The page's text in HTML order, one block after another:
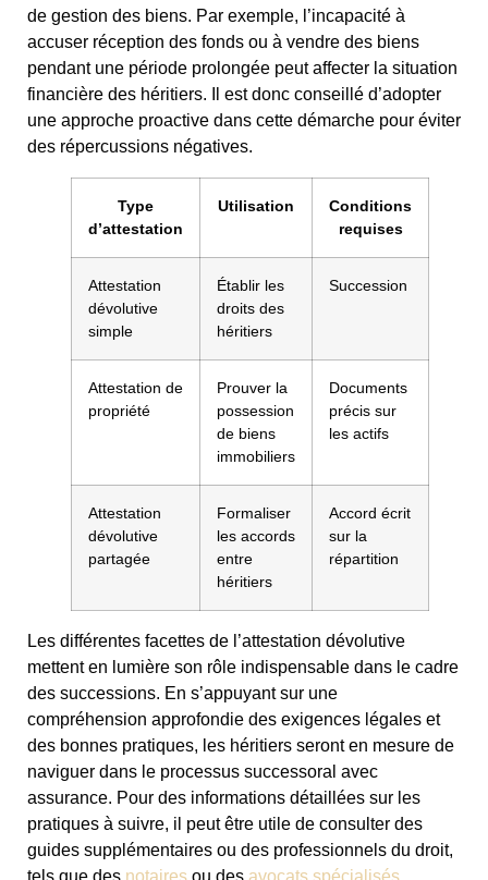
de gestion des biens. Par exemple, l’incapacité à
accuser réception des fonds ou à vendre des biens
pendant une période prolongée peut affecter la situation
financière des héritiers. Il est donc conseillé d’adopter
une approche proactive dans cette démarche pour éviter
des répercussions négatives.
Type
d’attestation
Utilisation
Conditions
requises
Attestation
dévolutive
simple
Établir les
droits des
héritiers
Succession
Attestation de
propriété
Prouver la
possession
de biens
immobiliers
Documents
précis sur
les actifs
Attestation
dévolutive
partagée
Formaliser
les accords
entre
héritiers
Accord écrit
sur la
répartition
Les différentes facettes de l’attestation dévolutive
mettent en lumière son rôle indispensable dans le cadre
des successions. En s’appuyant sur une
compréhension approfondie des exigences légales et
des bonnes pratiques, les héritiers seront en mesure de
naviguer dans le processus successoral avec
assurance. Pour des informations détaillées sur les
pratiques à suivre, il peut être utile de consulter des
guides supplémentaires ou des professionnels du droit,
tels que des notaires ou des avocats spécialisés